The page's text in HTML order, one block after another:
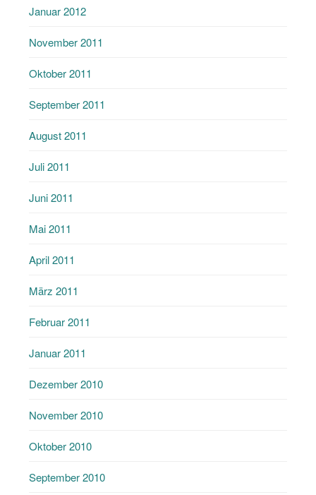
Januar 2012
November 2011
Oktober 2011
September 2011
August 2011
Juli 2011
Juni 2011
Mai 2011
April 2011
März 2011
Februar 2011
Januar 2011
Dezember 2010
November 2010
Oktober 2010
September 2010